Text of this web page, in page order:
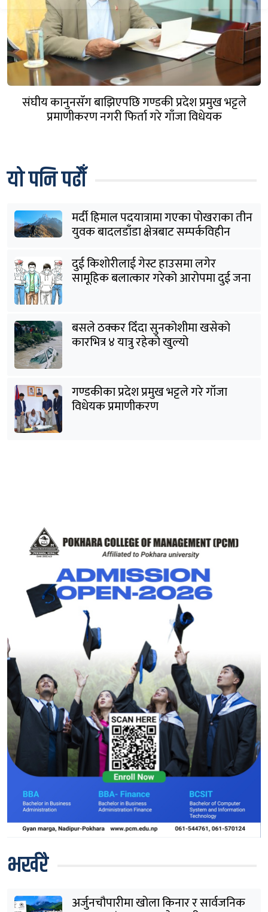
संघीय कानुनसँग बाझिएपछि गण्डकी प्रदेश प्रमुख भट्टले
प्रमाणीकरण नगरी फिर्ता गरे गाँजा विधेयक
यो पनि पढौँ
मर्दी हिमाल पदयात्रामा गएका पोखराका तीन
युवक बादलडाँडा क्षेत्रबाट सम्पर्कविहीन
दुई किशोरीलाई गेस्ट हाउसमा लगेर
सामूहिक बलात्कार गरेको आरोपमा दुई जना
बसले ठक्कर दिँदा सुनकोशीमा खसेकाे
कारभित्र ४ यात्रु रहेको खुल्यो
गण्डकीका प्रदेश प्रमुख भट्टले गरे गाँजा
विधेयक प्रमाणीकरण
भर्खरै
अर्जुनचौपारीमा खोला किनार र सार्वजनिक